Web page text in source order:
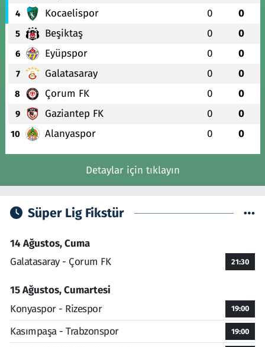
4 Kocaelispor 0 0
5 Beşiktaş 0 0
6 Eyüpspor 0 0
7 Galatasaray 0 0
8 Çorum FK 0 0
9 Gaziantep FK 0 0
10 Alanyaspor 0 0
Detaylar için tıklayın
Süper Lig Fikstür
14 Ağustos, Cuma
Galatasaray - Çorum FK
21:30
15 Ağustos, Cumartesi
Konyaspor - Rizespor
19:00
Kasımpaşa - Trabzonspor 19:00